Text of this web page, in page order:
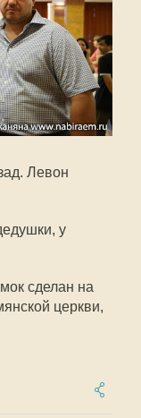
Левон
у
сделан на
церкви,